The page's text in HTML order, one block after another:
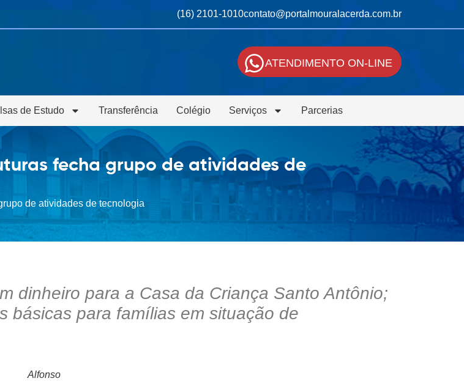
(16) 2101-1010contato@portalmouralacerda.com.br
ATENDIMENTO ON-LINE
de Estudo Transferência Colégio Serviços Parcerias
fecha grupo de atividades de
de atividades de tecnologia
dinheiro para a Casa da Criança Santo Antônio;
básicas para famílias em situação de
Alfonso